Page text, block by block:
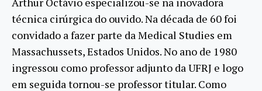
técnica cirúrgica do ouvido. Na década de 60 foi
convidado a fazer parte da Medical Studies em
Massachussets, Estados Unidos. No ano de 1980
ingressou como professor adjunto da UFRJ e logo
em seguida tornou-se professor titular. Como